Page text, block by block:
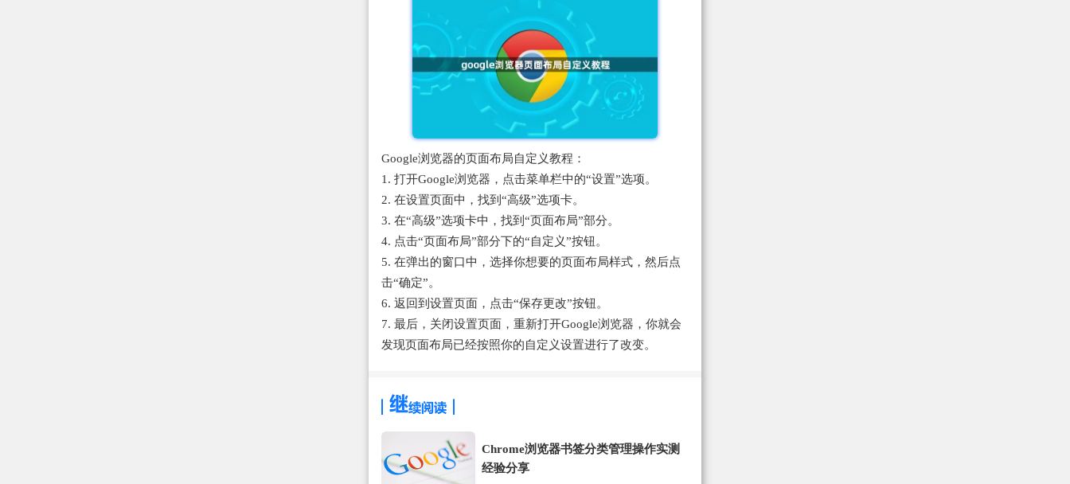
Google浏览器的页面布局自定义教程：
1. 打开Google浏览器，点击菜单栏中的“设置”选项。
2. 在设置页面中，找到“高级”选项卡。
3. 在“高级”选项卡中，找到“页面布局”部分。
4. 点击“页面布局”部分下的“自定义”按钮。
5. 在弹出的窗口中，选择你想要的页面布局样式，然后点
击“确定”。
6. 返回到设置页面，点击“保存更改”按钮。
7. 最后，关闭设置页面，重新打开Google浏览器，你就会
发现页面布局已经按照你的自定义设置进行了改变。
Chrome浏览器书签分类管理操作实测
经验分享